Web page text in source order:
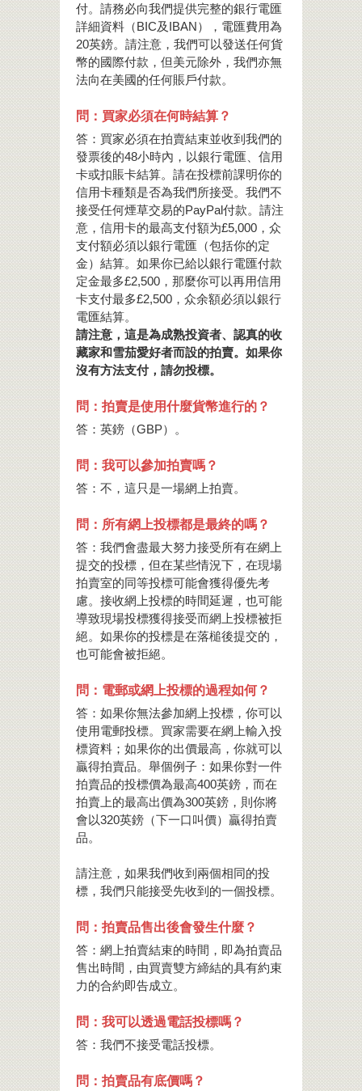
付。請務必向我們提供完整的銀行電匯
詳細資料（BIC及IBAN），電匯費用為
20英鎊。請注意，我們可以發送任何貨
幣的國際付款，但美元除外，我們亦無
法向在美國的任何賬戶付款。
問：買家必須在何時結算？
答：買家必須在拍賣結束並收到我們的
發票後的48小時內，以銀行電匯、信用
卡或扣賬卡結算。請在投標前課明你的
信用卡種類是否為我們所接受。我們不
接受任何煙草交易的PayPal付款。請注
意，信用卡的最高支付額为£5,000，众
支付額必須以銀行電匯（包括你的定
金）結算。如果你已給以銀行電匯付款
定金最多£2,500，那麼你可以再用信用
卡支付最多£2,500，众余額必須以銀行
電匯結算。
請注意，這是為成熟投資者、認真的收
藏家和雪茄愛好者而設的拍賣。如果你
沒有方法支付，請勿投標。
問：拍賣是使用什麼貨幣進行的？
答：英鎊（GBP）。
問：我可以參加拍賣嗎？
答：不，這只是一場網上拍賣。
問：所有網上投標都是最終的嗎？
答：我們會盡最大努力接受所有在網上
提交的投標，但在某些情況下，在現場
拍賣室的同等投標可能會獲得優先考
慮。接收網上投標的時間延遲，也可能
導致現場投標獲得接受而網上投標被拒
絕。如果你的投標是在落槌後提交的，
也可能會被拒絕。
問：電郵或網上投標的過程如何？
答：如果你無法參加網上投標，你可以
使用電郵投標。買家需要在網上輸入投
標資料；如果你的出價最高，你就可以
贏得拍賣品。舉個例子：如果你對一件
拍賣品的投標價為最高400英鎊，而在
拍賣上的最高出價為300英鎊，則你將
會以320英鎊（下一口叫價）贏得拍賣
品。
請注意，如果我們收到兩個相同的投
標，我們只能接受先收到的一個投標。
問：拍賣品售出後會發生什麼？
答：網上拍賣結束的時間，即為拍賣品
售出時間，由買賣雙方締結的具有約束
力的合約即告成立。
問：我可以透過電話投標嗎？
答：我們不接受電話投標。
問：拍賣品有底價嗎？